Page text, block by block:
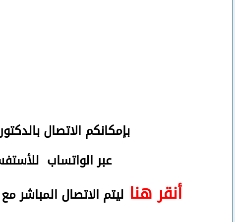
بإمكانكم الاتصال
عبر الواتساب
أنقر هنا ليتم الاتصال المباشر